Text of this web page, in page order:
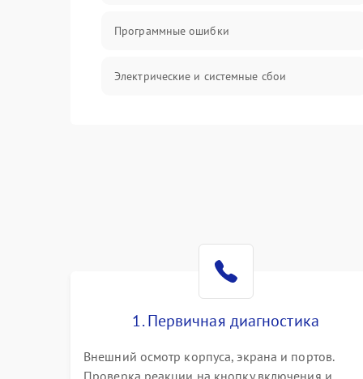
Программные ошибки
Электрические и системные сбои
Система охлаждения
1. Первичная диагностика
Внешний осмотр корпуса, экрана и портов.
Проверка реакции на кнопку включения и